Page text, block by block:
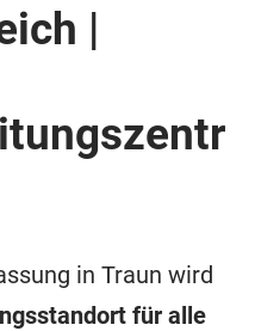
|
in Traun wird
für alle